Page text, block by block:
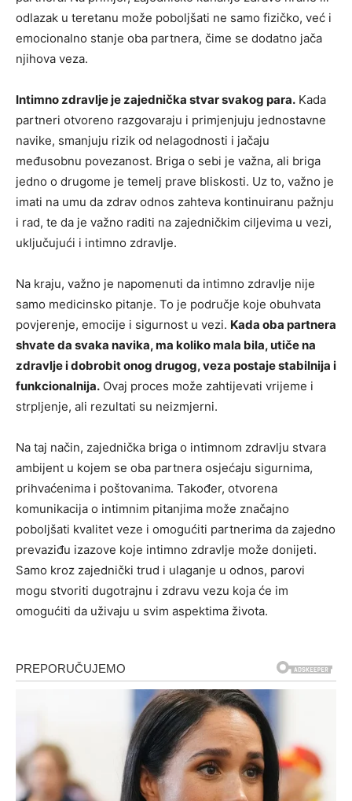
odlazak u teretanu može poboljšati ne samo fizičko, već i
emocionalno stanje oba partnera, čime se dodatno jača
njihova veza.
Intimno zdravlje je zajednička stvar svakog para. Kada
partneri otvoreno razgovaraju i primjenjuju jednostavne
navike, smanjuju rizik od nelagodnosti i jačaju
međusobnu povezanost. Briga o sebi je važna, ali briga
jedno o drugome je temelj prave bliskosti. Uz to, važno je
imati na umu da zdrav odnos zahteva kontinuiranu pažnju
i rad, te da je važno raditi na zajedničkim ciljevima u vezi,
uključujući i intimno zdravlje.
Na kraju, važno je napomenuti da intimno zdravlje nije
samo medicinsko pitanje. To je područje koje obuhvata
povjerenje, emocije i sigurnost u vezi. Kada oba partnera
shvate da svaka navika, ma koliko mala bila, utiče na
zdravlje i dobrobit onog drugog, veza postaje stabilnija i
funkcionalnija. Ovaj proces može zahtijevati vrijeme i
strpljenje, ali rezultati su neizmjerni.
Na taj način, zajednička briga o intimnom zdravlju stvara
ambijent u kojem se oba partnera osjećaju sigurnima,
prihvaćenima i poštovanima. Također, otvorena
komunikacija o intimnim pitanjima može značajno
poboljšati kvalitet veze i omogućiti partnerima da zajedno
prevaziđu izazove koje intimno zdravlje može donijeti.
Samo kroz zajednički trud i ulaganje u odnos, parovi
mogu stvoriti dugotrajnu i zdravu vezu koja će im
omogućiti da uživaju u svim aspektima života.